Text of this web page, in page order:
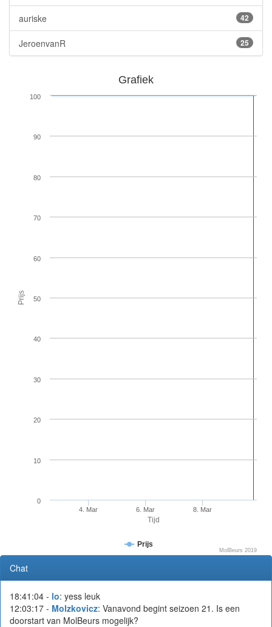
42
auriske
25
JeroenvanR
Tijd
Prijs
Grafiek
Prijs
4. Mar 6. Mar 8. Mar
0
10
20
30
40
50
60
70
80
90
100
MolBeurs 2019
Chat
18:41:04 - lo: yess leuk
12:03:17 - Molzkovicz: Vanavond begint seizoen 21. Is een
doorstart van MolBeurs mogelijk?